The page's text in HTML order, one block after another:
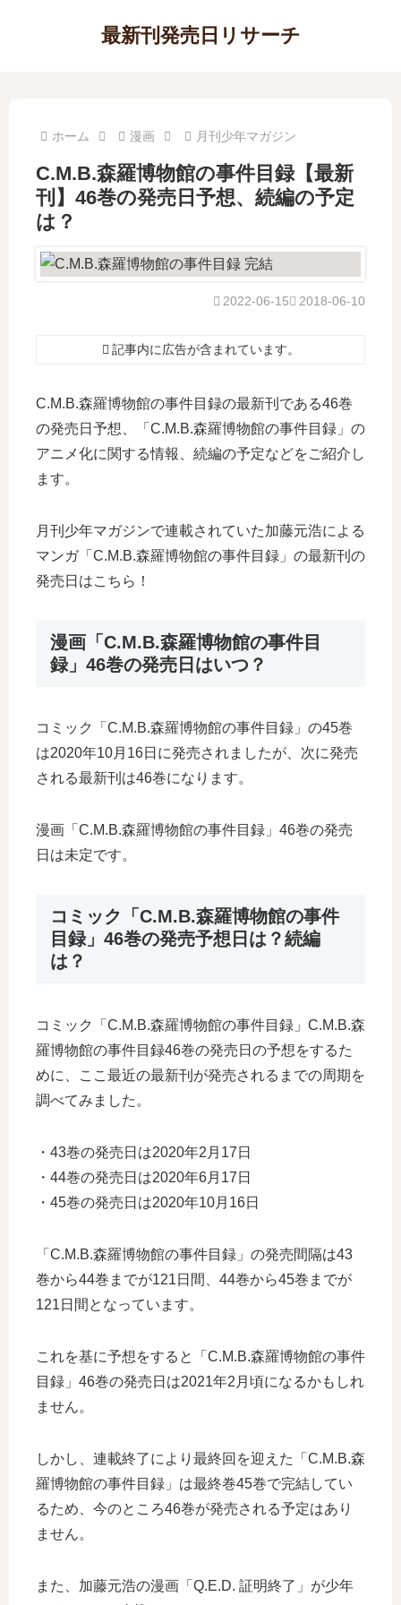
最新刊発売日リサーチ
ホーム 漫画 月刊少年マガジン
C.M.B.森羅博物館の事件目録【最新
刊】46巻の発売日予想、続編の予定
は？
2018-06-10
2022-06-15
記事内に広告が含まれています。
C.M.B.森羅博物館の事件目録の最新刊である46巻
の発売日予想、「C.M.B.森羅博物館の事件目録」の
アニメ化に関する情報、続編の予定などをご紹介し
ます。
月刊少年マガジンで連載されていた加藤元浩による
マンガ「C.M.B.森羅博物館の事件目録」の最新刊の
発売日はこちら！
漫画「C.M.B.森羅博物館の事件目
録」46巻の発売日はいつ？
コミック「C.M.B.森羅博物館の事件目録」の45巻
は2020年10月16日に発売されましたが、次に発売
される最新刊は46巻になります。
漫画「C.M.B.森羅博物館の事件目録」46巻の発売
日は未定です。
コミック「C.M.B.森羅博物館の事件
目録」46巻の発売予想日は？続編
は？
コミック「C.M.B.森羅博物館の事件目録」C.M.B.森
羅博物館の事件目録46巻の発売日の予想をするた
めに、ここ最近の最新刊が発売されるまでの周期を
調べてみました。
・43巻の発売日は2020年2月17日
・44巻の発売日は2020年6月17日
・45巻の発売日は2020年10月16日
「C.M.B.森羅博物館の事件目録」の発売間隔は43
巻から44巻までが121日間、44巻から45巻までが
121日間となっています。
これを基に予想をすると「C.M.B.森羅博物館の事件
目録」46巻の発売日は2021年2月頃になるかもしれ
ません。
しかし、連載終了により最終回を迎えた「C.M.B.森
羅博物館の事件目録」は最終巻45巻で完結してい
るため、今のところ46巻が発売される予定はあり
ません。
また、加藤元浩の漫画「Q.E.D. 証明終了」が少年